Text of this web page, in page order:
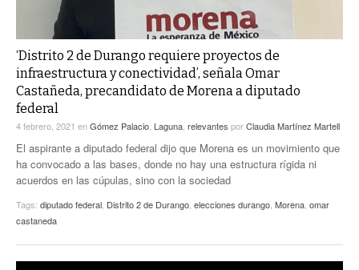
A TODA LEY
ENTRE LAGUNEROS
LA MEJOR 97.1 ESTÉREO GALLITO
PULSO
‘Distrito 2 de Durango requiere proyectos de
infraestructura y conectividad’, señala Omar
Castañeda, precandidato de Morena a diputado
federal
4 febrero, 2021 enGómez Palacio Laguna relevantes porClaudia Martínez Martell
El aspirante a diputado federal dijo que Morena es un movimiento que
ha convocado a las bases, donde no hay una estructura rígida ni
acuerdos en las cúpulas, sino con la sociedad
Tags: diputado federal Distrito 2 de Durango elecciones durango Morena omar
castaneda